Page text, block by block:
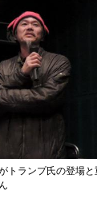
トランプ氏の登場